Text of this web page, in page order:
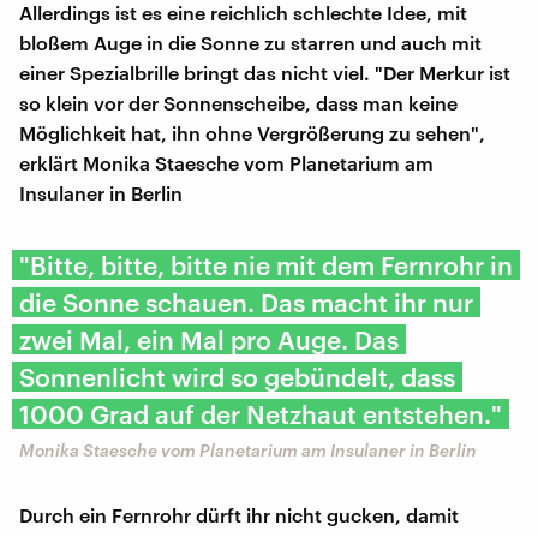
Allerdings ist es eine reichlich schlechte Idee, mit
bloßem Auge in die Sonne zu starren und auch mit
einer Spezialbrille bringt das nicht viel. "Der Merkur ist
so klein vor der Sonnenscheibe, dass man keine
Möglichkeit hat, ihn ohne Vergrößerung zu sehen",
erklärt Monika Staesche vom Planetarium am
Insulaner in Berlin
"Bitte, bitte, bitte nie mit dem Fernrohr in
die Sonne schauen. Das macht ihr nur
zwei Mal, ein Mal pro Auge. Das
Sonnenlicht wird so gebündelt, dass
1000 Grad auf der Netzhaut entstehen."
Monika Staesche vom Planetarium am Insulaner in Berlin
Durch ein Fernrohr dürft ihr nicht gucken, damit